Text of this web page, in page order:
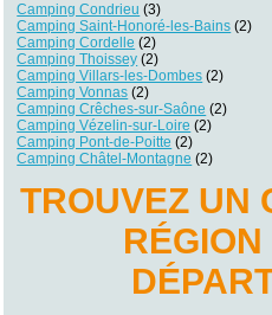
Camping Condrieu (3)
Camping Saint-Honoré-les-Bains (2)
Camping Cordelle (2)
Camping Thoissey (2)
Camping Villars-les-Dombes (2)
Camping Vonnas (2)
Camping Crêches-sur-Saône (2)
Camping Vézelin-sur-Loire (2)
Camping Pont-de-Poitte (2)
Camping Châtel-Montagne (2)
TROUVEZ UN